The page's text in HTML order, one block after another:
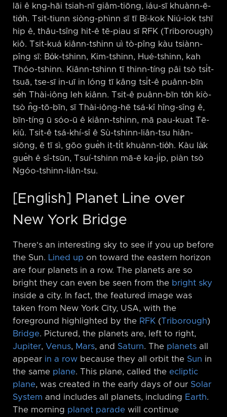
lāi ê kng-hāi tsiah-nī giâm-tiōng, iáu-sī khuànn-ē-
tio̍h. Tsit-tiunn siòng-phìnn sī tī Bí-kok Niú-iok tshī
hip ê, thâu-tsîng hit-ê tē-piau sī RFK (Triborough)
kiô. Tsit-kuá kiânn-tshinn uì tò-pîng kàu tsiànn-
pîng sī: Bo̍k-tshinn, Kim-tshinn, Hué-tshinn, kah
Thóo-tshinn. Kiânn-tshinn tī thinn-tíng pâi tsò tsi̍t-
tsuā, tse-sī in-uī in lóng tī kâng tsi̍t-ê puânn-bīn
se̍h Thài-iông leh kiânn. Tsit-ê puânn-bīn to̍h kiò-
tsò n̂g-tō-bīn, sī Thài-iông-hē tsá-kî hîng-sîng ê,
bīn-tíng ū sóo-ū ê kiânn-tshinn, mā pau-kuat Tē-
kiû. Tsit-ê tsá-khí-sî ê Sù-tshinn-liân-tsu hiān-
siōng, ē tī sì, gōo gue̍h it-ti̍t khuànn-tio̍h. Kàu la̍k
gue̍h ê sî-tsūn, Tsuí-tshinn mā-ē ka-ji̍p, piàn tsò
Ngóo-tshinn-liân-tsu.
[English] Planet Line over
New York Bridge
There's an interesting sky to see if you up before
the Sun. Lined up on toward the eastern horizon
are four planets in a row. The planets are so
bright they can even be seen from the bright sky
inside a city. In fact, the featured image was
taken from New York City, USA, with the
foreground highlighted by the RFK (Triborough)
Bridge. Pictured, the planets are, left to right,
Jupiter, Venus, Mars, and Saturn. The planets all
appear in a row because they all orbit the Sun in
the same plane. This plane, called the ecliptic
plane, was created in the early days of our Solar
System and includes all planets, including Earth.
The morning planet parade will continue